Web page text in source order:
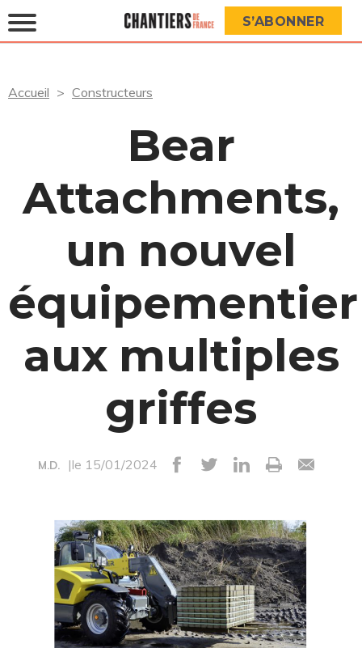
S’ABONNER
Accueil Constructeurs
Bear
Attachments,
un nouvel
équipementier
aux multiples
griffes
M.D. |le 15/01/2024